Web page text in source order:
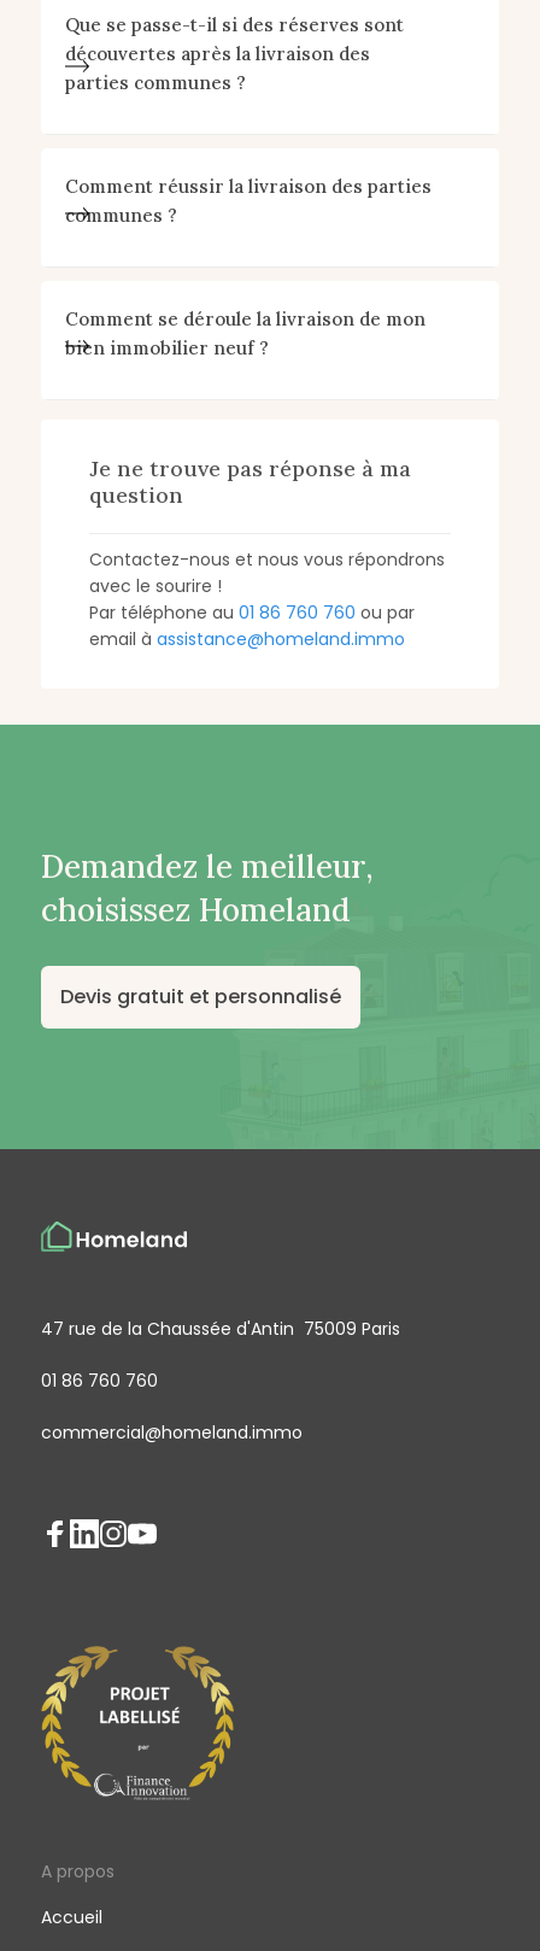
Que se passe-t-il si des réserves sont
découvertes après la livraison des
parties communes ?
Comment réussir la livraison des parties
communes ?
Comment se déroule la livraison de mon
bien immobilier neuf ?
Je ne trouve pas réponse à ma
question
Contactez-nous et nous vous répondrons
avec le sourire !
Par téléphone au 01 86 760 760 ou par
email à assistance@homeland.immo
Demandez le meilleur,
choisissez Homeland
Devis gratuit et personnalisé
47 rue de la Chaussée d'Antin 75009 Paris
01 86 760 760
commercial@homeland.immo
A propos
Accueil